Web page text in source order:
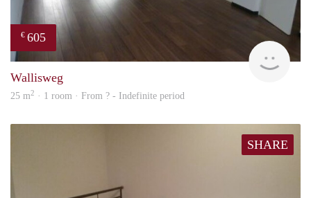
€ 605
Wallisweg
25 m2 · 1 room · From ? - Indefinite period
SHARE